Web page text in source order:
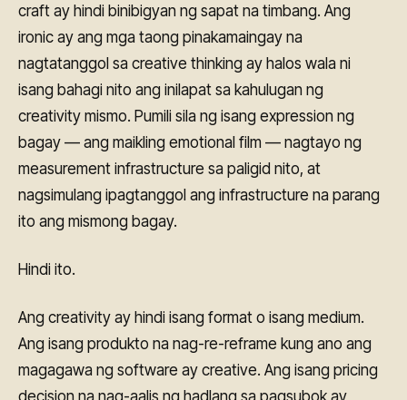
craft ay hindi binibigyan ng sapat na timbang. Ang
ironic ay ang mga taong pinakamaingay na
nagtatanggol sa creative thinking ay halos wala ni
isang bahagi nito ang inilapat sa kahulugan ng
creativity mismo. Pumili sila ng isang expression ng
bagay — ang maikling emotional film — nagtayo ng
measurement infrastructure sa paligid nito, at
nagsimulang ipagtanggol ang infrastructure na parang
ito ang mismong bagay.
Hindi ito.
Ang creativity ay hindi isang format o isang medium.
Ang isang produkto na nag-re-reframe kung ano ang
magagawa ng software ay creative. Ang isang pricing
decision na nag-aalis ng hadlang sa pagsubok ay